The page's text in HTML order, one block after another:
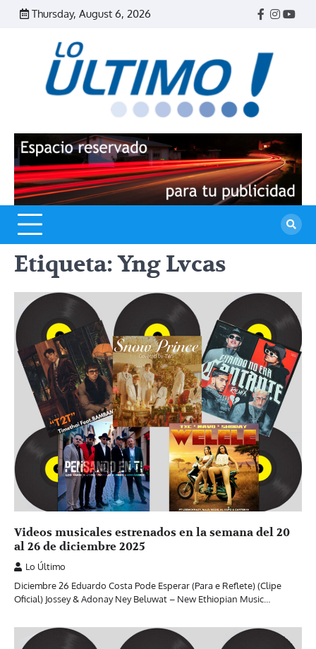
Skip
Thursday, August 6, 2026
Facebook
Etiqueta:Yng Lvcas
Videos musicales estrenados en la semana del 20
al 26 de diciembre 2025
Lo Último
Diciembre 26 Eduardo Costa Pode Esperar (Para e Reflete) (Clipe
Oficial) Jossey & Adonay Ney Beluwat – New Ethiopian Music…